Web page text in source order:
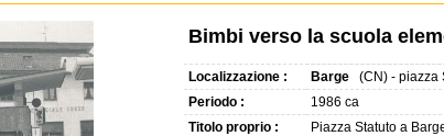
Bimbi verso la scuola
Localizzazione : Barge (CN) - piazza
Periodo :
1986 ca
Titolo proprio :
Piazza Statuto a